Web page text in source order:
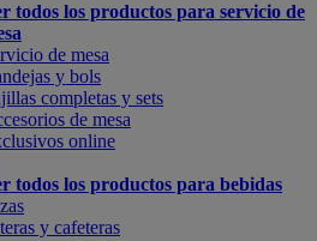
todos los productos para servicio de
de mesa
y bols
completas y sets
de mesa
online
todos los productos para bebidas
y cafeteras